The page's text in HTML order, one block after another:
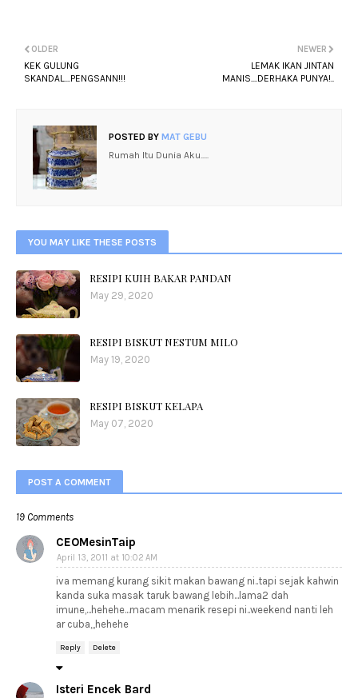
NEWER
LEMAK IKAN JINTAN
MANIS....DERHAKA PUNYA!..
OLDER
KEK GULUNG
SKANDAL....PENGSANN!!!
POSTED BY MAT GEBU
Rumah Itu Dunia Aku.....
YOU MAY LIKE THESE POSTS
RESIPI KUIH BAKAR PANDAN
May 29, 2020
RESIPI BISKUT NESTUM MILO
May 19, 2020
RESIPI BISKUT KELAPA
May 07, 2020
POST A COMMENT
19 Comments
CEOMesinTaip
April 13, 2011 at 10:02 AM
iva memang kurang sikit makan bawang ni..tapi sejak kahwin
kanda suka masak taruk bawang lebih...lama2 dah
imune,...hehehe...macam menarik resepi ni..weekend nanti leh
ar cuba,,,hehehe
Reply Delete
Isteri Encek Bard